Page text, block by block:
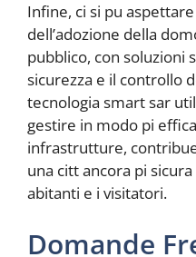
Infine, ci si pu
dell’adozione della
pubblico, con soluzioni
sicurezza e il controllo
tecnologia smart sar
gestire in modo pi
infrastrutture,
una citt ancora pi
abitanti e i visitatori.
Domande